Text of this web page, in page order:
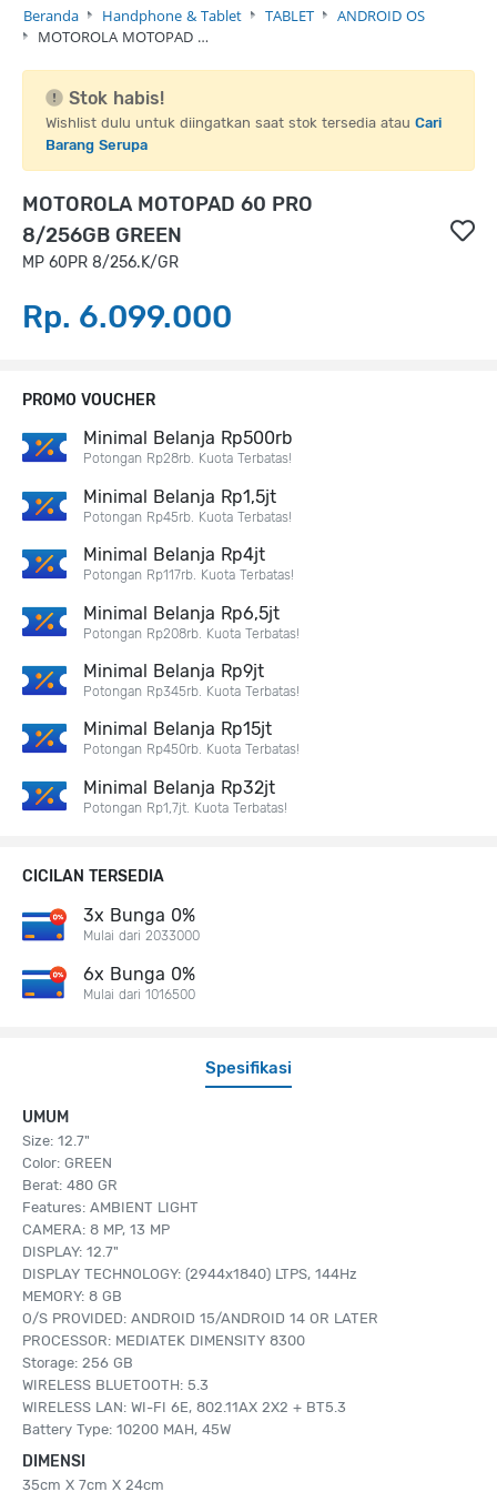
Beranda Handphone & Tablet TABLET
ANDROID OS
MOTOROLA MOTOPAD …
Stok habis!
Wishlist dulu untuk diingatkan saat stok tersedia atau Cari
Barang Serupa
MOTOROLA MOTOPAD 60 PRO
8/256GB GREEN
MP 60PR 8/256.K/GR
Rp. 6.099.000
Spesifikasi
UMUM
Size: 12.7"
Color: GREEN
Berat: 480 GR
Features: AMBIENT LIGHT
CAMERA: 8 MP, 13 MP
DISPLAY: 12.7"
DISPLAY TECHNOLOGY: (2944x1840) LTPS, 144Hz
MEMORY: 8 GB
O/S PROVIDED: ANDROID 15/ANDROID 14 OR LATER
PROCESSOR: MEDIATEK DIMENSITY 8300
Storage: 256 GB
WIRELESS BLUETOOTH: 5.3
WIRELESS LAN: WI-FI 6E, 802.11AX 2X2 + BT5.3
Battery Type: 10200 MAH, 45W
DIMENSI
35cm X 7cm X 24cm
PROMO VOUCHER
Minimal Belanja Rp500rb
Potongan Rp28rb. Kuota Terbatas!
Minimal Belanja Rp1,5jt
Potongan Rp45rb. Kuota Terbatas!
Minimal Belanja Rp4jt
Potongan Rp117rb. Kuota Terbatas!
Minimal Belanja Rp6,5jt
Potongan Rp208rb. Kuota Terbatas!
Minimal Belanja Rp9jt
Potongan Rp345rb. Kuota Terbatas!
Minimal Belanja Rp15jt
Potongan Rp450rb. Kuota Terbatas!
Minimal Belanja Rp32jt
Potongan Rp1,7jt. Kuota Terbatas!
CICILAN TERSEDIA
3x Bunga 0%
Mulai dari 2033000
6x Bunga 0%
Mulai dari 1016500